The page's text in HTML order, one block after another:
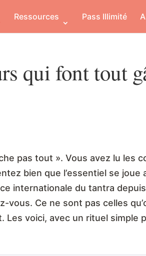
Ressources Pass Illimité
qui font tout
pas tout ». Vous avez lu les
bien que l’essentiel se joue
internationale du tantra
Ce ne sont pas celles
Les voici, avec un rituel simple